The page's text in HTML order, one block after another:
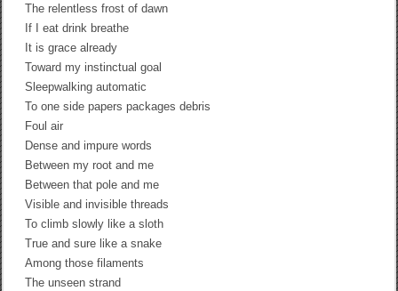
n
s
a
t
b
e
s
e
B
y
The relentless frost of dawn
If I eat drink breathe
It is grace already
Toward my instinctual goal
Sleepwalking automatic
To one side papers packages debris
Foul air
Dense and impure words
Between my root and me
Between that pole and me
Visible and invisible threads
To climb slowly like a sloth
True and sure like a snake
Among those filaments
The unseen strand